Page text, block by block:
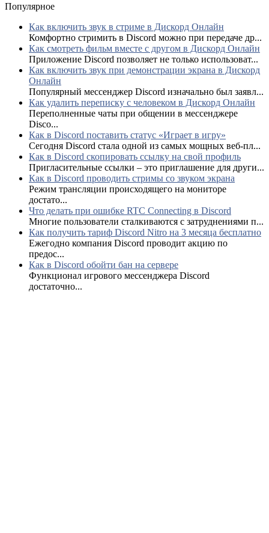
Популярное
Как включить звук в стриме в Дискорд Онлайн
Комфортно стримить в Discord можно при передаче др...
Как смотреть фильм вместе с другом в Дискорд Онлайн
Приложение Discord позволяет не только использоват...
Как включить звук при демонстрации экрана в Дискорд
Онлайн
Популярный мессенджер Discord изначально был заявл...
Как удалить переписку с человеком в Дискорд Онлайн
Переполненные чаты при общении в мессенджере
Disco...
Как в Discord поставить статус «Играет в игру»
Сегодня Discord стала одной из самых мощных веб-пл...
Как в Discord скопировать ссылку на свой профиль
Пригласительные ссылки – это приглашение для други...
Как в Discord проводить стримы со звуком экрана
Режим трансляции происходящего на мониторе
достато...
Что делать при ошибке RTC Connecting в Discord
Многие пользователи сталкиваются с затруднениями п...
Как получить тариф Discord Nitro на 3 месяца бесплатно
Ежегодно компания Discord проводит акцию по
предос...
Как в Discord обойти бан на сервере
Функционал игрового мессенджера Discord
достаточно...